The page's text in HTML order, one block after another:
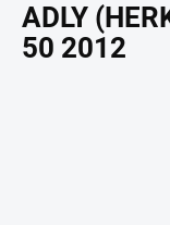
ADLY
50 2012